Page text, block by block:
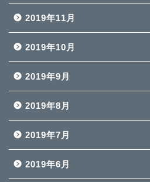
2019年11月
2019年10月
2019年9月
2019年8月
2019年7月
2019年6月